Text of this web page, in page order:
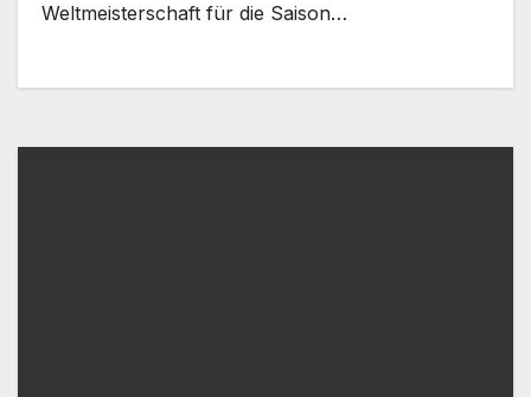
Weltmeisterschaft für die Saison…